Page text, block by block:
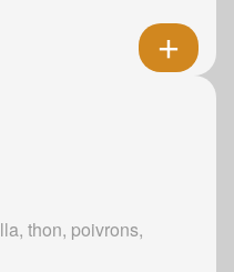
thon, poivrons,